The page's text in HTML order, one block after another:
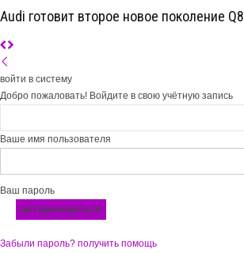
Audi готовит второе новое поколение Q8
войти в систему
Добро пожаловать! Войдите в свою учётную запись
Ваше имя пользователя
Ваш пароль
Забыли пароль? получить помощь